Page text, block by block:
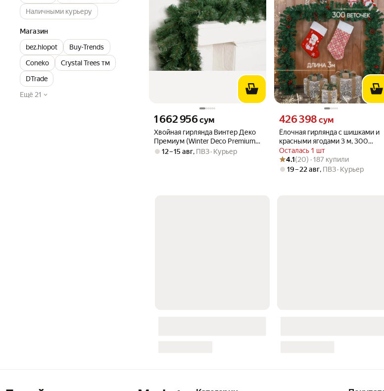
Наличными курьеру
Магазин
bez.hlopot
Buy-Trends
Coneko
Crystal Trees тм
DTrade
Ещё 21
Хвойная гирлянда Винтер Деко
Премиум (Winter Deco Premium)
270*30 см, ПВХ, Винтер Деко
Цена 1662956 сум вместо
1 662 956сум
12 – 15 авг, ПВЗ Курьер
Ёлочная гирлянда с шишками и
красными ягодами 3 м, 300
веток. Новогодний декор
Осталась 1 шт
Цена 426398 сум вместо
426 398 сум
Рейтинг товара: 4.1 из 5
Оценок: (20) · 187 купили
4.1(20) · 187 купили
19 – 22 авг, ПВЗ Курьер